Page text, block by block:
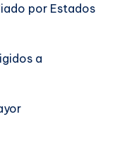
por Estados
a